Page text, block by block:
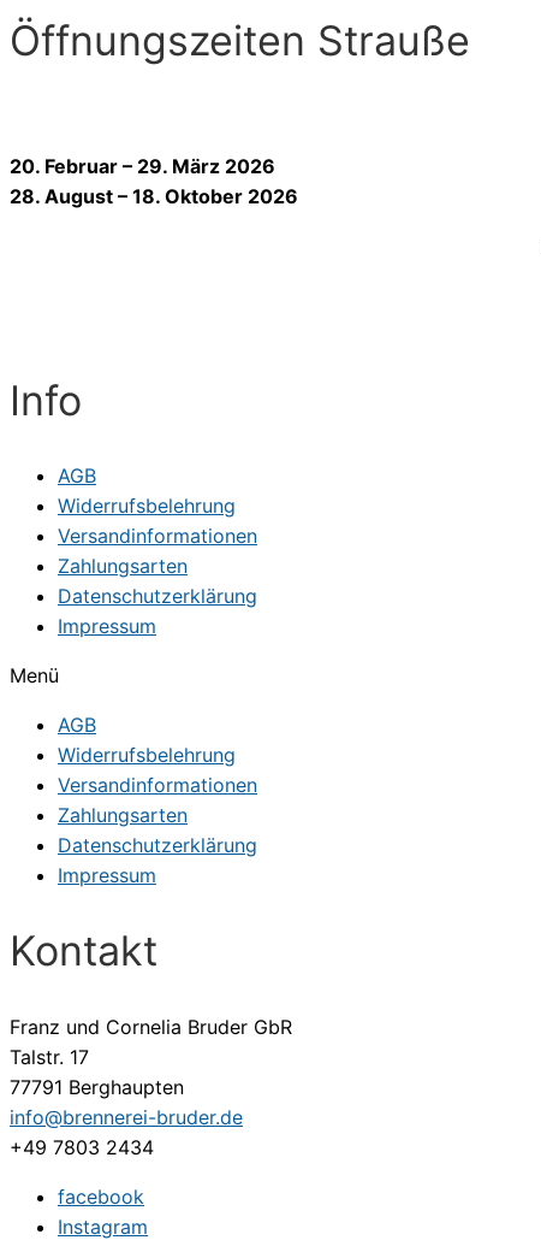
Öffnungszeiten Strauße
20. Februar – 29. März 2026
28. August – 18. Oktober 2026
Info
AGB
Widerrufsbelehrung
Versandinformationen
Zahlungsarten
Datenschutzerklärung
Impressum
Menü
AGB
Widerrufsbelehrung
Versandinformationen
Zahlungsarten
Datenschutzerklärung
Impressum
Kontakt
Franz und Cornelia Bruder GbR
Talstr. 17
77791 Berghaupten
info@brennerei-bruder.de
+49 7803 2434
facebook
Instagram